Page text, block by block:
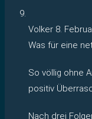
Volker 8.
Was für eine
So völlig ohne
positiv
Nach drei